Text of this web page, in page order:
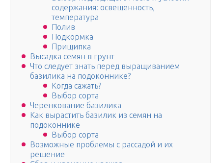
содержания: освещенность,
температура
Полив
Подкормка
Прищипка
Высадка семян в грунт
Что следует знать перед выращиванием
базилика на подоконнике?
Когда сажать?
Выбор сорта
Черенкование базилика
Как вырастить базилик из семян на
подоконнике
Выбор сорта
Возможные проблемы с рассадой и их
решение